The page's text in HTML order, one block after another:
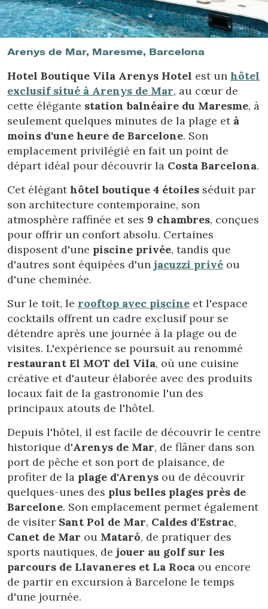
Location/nom de l'hôtel
Arenys de Mar, Maresme, Barcelona
Hotel Boutique Vila Arenys Hotel est un hôtel
exclusif situé à Arenys de Mar, au cœur de
cette élégante station balnéaire du Maresme, à
seulement quelques minutes de la plage et à
moins d'une heure de Barcelone. Son
emplacement privilégié en fait un point de
départ idéal pour découvrir la Costa Barcelona.
Cet éléganthôtel boutique 4 étoiles séduit par
son architecture contemporaine, son
atmosphère raffinée et ses 9 chambres, conçues
pour offrir un confort absolu. Certaines
disposent d'une piscine privée, tandis que
d'autres sont équipées d'un jacuzzi privé ou
d'une cheminée.
Sur le toit, le rooftop avec piscine et l'espace
cocktails offrent un cadre exclusif pour se
détendre après une journée à la plage ou de
visites. L'expérience se poursuit au renommé
restaurant El MOT del Vila, où une cuisine
créative et d'auteur élaborée avec des produits
locaux fait de la gastronomie l'un des
principaux atouts de l'hôtel.
Depuis l'hôtel, il est facile de découvrir le centre
historique d'Arenys de Mar, de flâner dans son
port de pêche et son port de plaisance, de
profiter de la plage d'Arenys ou de découvrir
quelques-unes des plus belles plages près de
Barcelone. Son emplacement permet également
de visiter Sant Pol de Mar, Caldes d'Estrac,
Canet de Mar ou Mataró, de pratiquer des
sports nautiques, de jouer au golf sur les
parcours de Llavaneres et La Roca ou encore
de partir en excursion à Barcelone le temps
d'une journée.
Modifier les cookies
Technique et Fonctionnel
Toujours actif
Ce site Web utilise ses propres cookies pour collecter des
informations afin d'améliorer nos services. Si vous
continuez à naviguer, vous acceptez leur installation.
L'utilisateur a la possibilité de configurer son navigateur,
pouvant, s'il le souhaite, empêcher leur installation sur son
disque dur, même s'il doit garder à l'esprit qu'une telle
action peut entraîner des difficultés de navigation sur le